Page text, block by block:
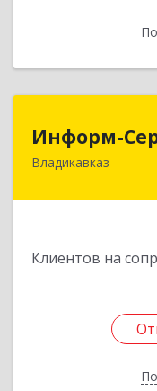
Информ-
Владикавказ
Клиентов на
362020,